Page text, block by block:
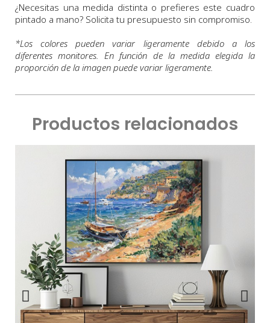
¿Necesitas una medida distinta o prefieres este cuadro
pintado a mano? Solicita tu presupuesto sin compromiso.
*Los colores pueden variar ligeramente debido a los
diferentes monitores. En función de la medida elegida la
proporción de la imagen puede variar ligeramente.
Productos relacionados